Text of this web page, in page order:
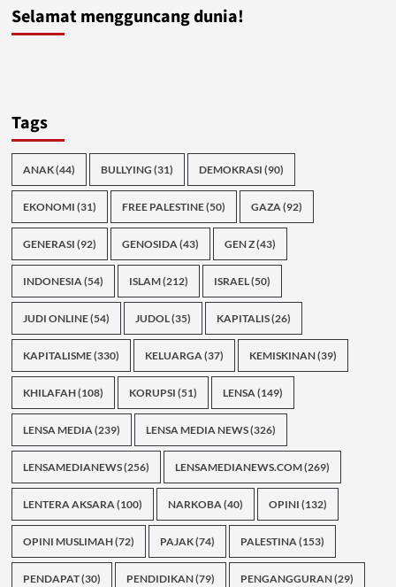
Selamat mengguncang dunia!
Tags
ANAK(44) BULLYING (31) DEMOKRASI (90)
EKONOMI (31) FREE PALESTINE(50) GAZA(92)
GENERASI (92) GENOSIDA(43) GEN Z(43)
INDONESIA(54) ISLAM(212) ISRAEL(50)
JUDI ONLINE(54) JUDOL(35) KAPITALIS(26)
KAPITALISME(330) KELUARGA(37) KEMISKINAN(39)
KHILAFAH(108) KORUPSI (51) LENSA(149)
LENSA MEDIA(239) LENSA MEDIA NEWS(326)
LENSAMEDIANEWS(256) LENSAMEDIANEWS.COM(269)
LENTERA AKSARA(100) NARKOBA(40) OPINI (132)
OPINI MUSLIMAH(72) PAJAK(74) PALESTINA(153)
PENDAPAT(30) PENDIDIKAN(79) PENGANGGURAN(29)